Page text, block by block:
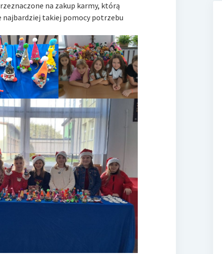
na zakup karmy, którą
takiej pomocy potrzebu